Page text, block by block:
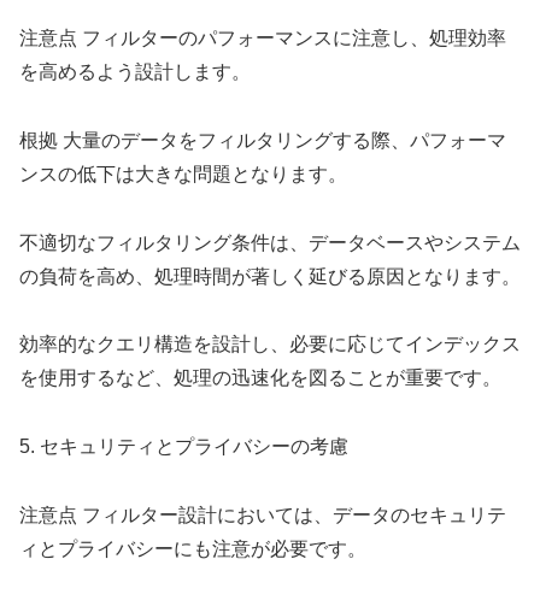
注意点 フィルターのパフォーマンスに注意し、処理効率
を高めるよう設計します。
根拠 大量のデータをフィルタリングする際、パフォーマ
ンスの低下は大きな問題となります。
不適切なフィルタリング条件は、データベースやシステム
の負荷を高め、処理時間が著しく延びる原因となります。
効率的なクエリ構造を設計し、必要に応じてインデックス
を使用するなど、処理の迅速化を図ることが重要です。
5. セキュリティとプライバシーの考慮
注意点 フィルター設計においては、データのセキュリテ
ィとプライバシーにも注意が必要です。